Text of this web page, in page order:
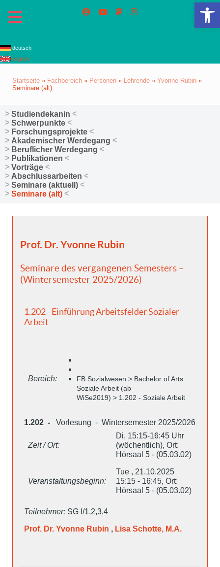
deutsch
english
Startseite » Fachbereich » Personen » Lehrende » Yvonne Rubin »
Seminare (alt)
Studiendekanin
Schwerpunkte
Forschungsprojekte
Akademischer Werdegang
Beruflicher Werdegang
Publikationen
Vorträge
Abschlussarbeiten
Seminare (aktuell)
Seminare (alt)
Prof. Dr. Yvonne Rubin
Seminare des vergangenen Semesters –
(Wintersemester 2025/2026)
1.202 - Einführung Arbeitsfelder Sozialer
Arbeit
Bereich:
FB Sozialwesen > Bachelor of Arts
Soziale Arbeit (ab
WiSe2019) > 1.202 - Soziale Arbeit
1.202 - Vorlesung - Wintersemester 2025/2026
Zeit / Ort:
Di, 15:15-16:45 Uhr
(wöchentlich), Ort:
Hörsaal 5 - (05.03.02)
Veranstaltungsbeginn:
Tue , 21.10.2025
15:15 - 16:45, Ort:
Hörsaal 5 - (05.03.02)
Teilnehmer: SG I/1,2,3,4
Prof. Dr. Yvonne Rubin , Lisa Schotte, M.A.